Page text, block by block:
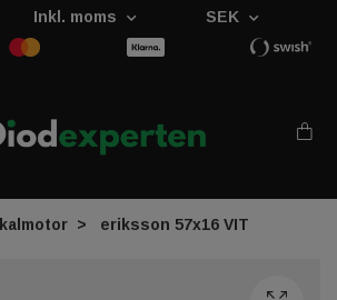
Inkl. moms SEK
eriksson 57x16 VIT